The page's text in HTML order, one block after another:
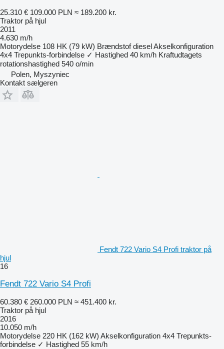
25.310 € 109.000 PLN ≈ 189.200 kr.
Traktor på hjul
2011
4.630 m/h
Motorydelse 108 HK (79 kW) Brændstof dieselAkselkonfiguration
4x4 Trepunkts-forbindelse ✓ Hastighed 40 km/h Kraftudtagets
rotationshastighed 540 o/min
Polen, Myszyniec
Kontakt sælgeren
Fendt 722 Vario S4 Profi traktor på
hjul
16
Fendt 722 Vario S4 Profi
60.380 € 260.000 PLN ≈ 451.400 kr.
Traktor på hjul
2016
10.050 m/h
Motorydelse 220 HK (162 kW) Akselkonfiguration 4x4 Trepunkts-
forbindelse ✓ Hastighed 55 km/h